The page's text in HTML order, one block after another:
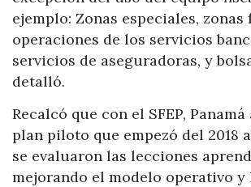
ejemplo: Zonas especiales, zonas
operaciones de los servicios
servicios de aseguradoras, y
detalló.
Recalcó que con el SFEP,
plan piloto que empezó del 2018
se evaluaron las lecciones
mejorando el modelo operativo